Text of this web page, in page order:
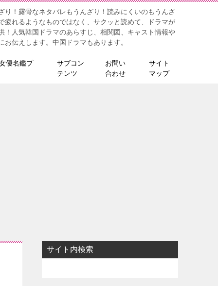
り！露骨なネタバレもうんざり！読みにくいのもうんざ
疲れるようなものではなく、サクッと読めて、ドラマが
！人気韓国ドラマのあらすじ、相関図、キャスト情報や
伝えします。中国ドラマもあります。
優名鑑プ
サブコン
テンツ
お問い
合わせ
サイト
マップ
サイト内検索